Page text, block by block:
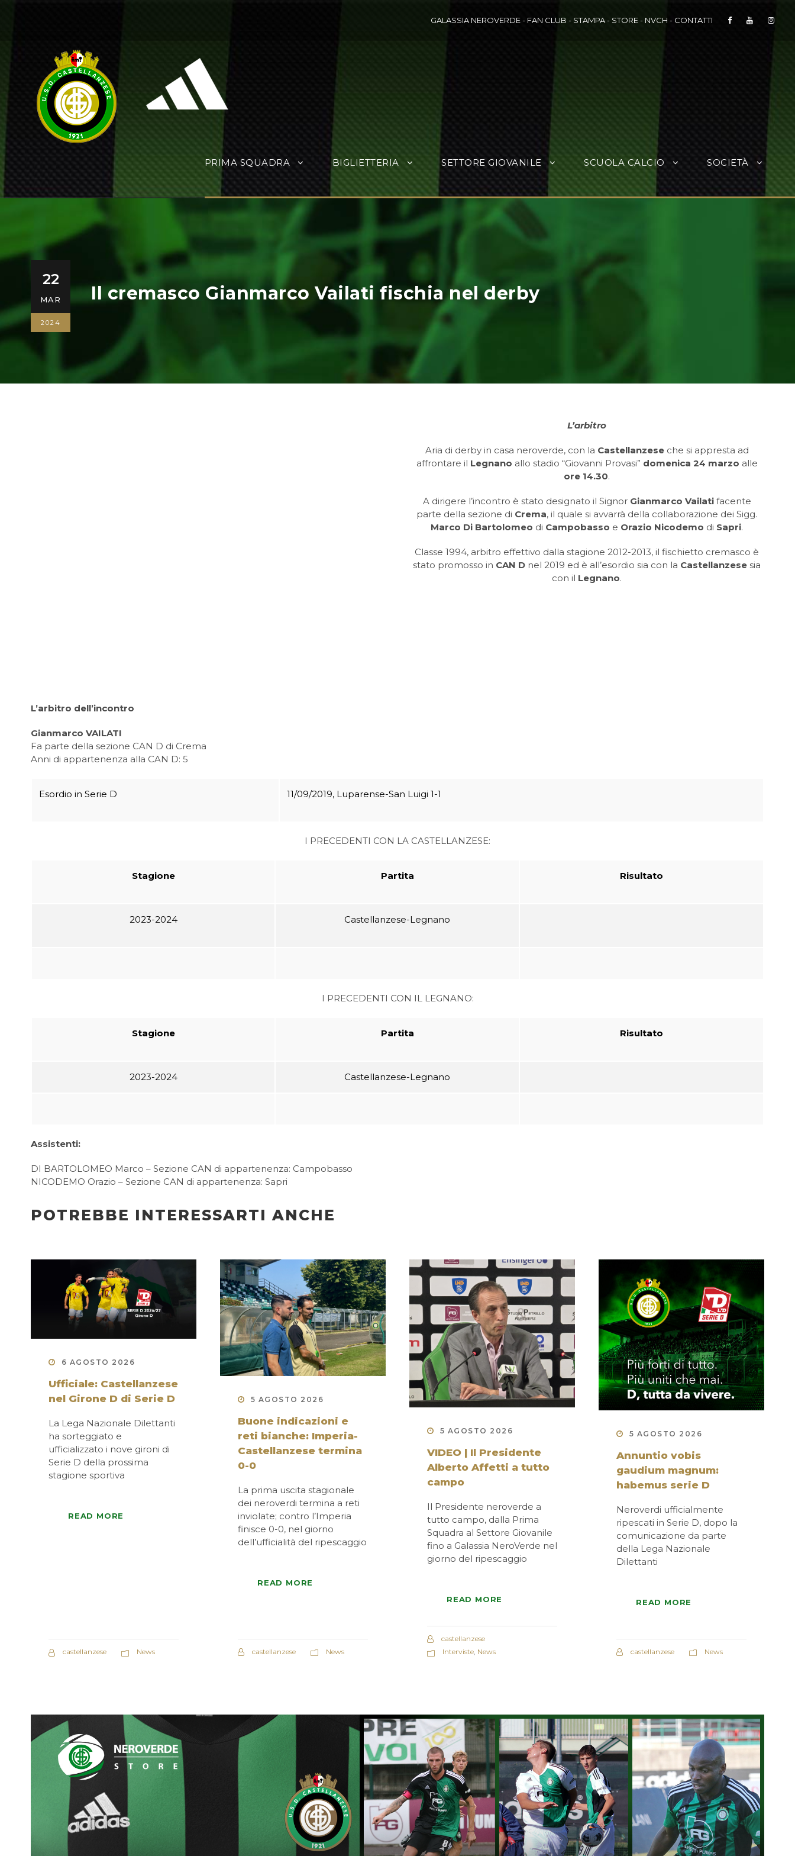
GALASSIA NEROVERDE- FAN CLUB - STAMPA- STORE- NVCH - CONTATTI
PRIMA SQUADRA BIGLIETTERIA SETTORE GIOVANILE SCUOLA CALCIO SOCIETÀ
22
MAR
2024
Il cremasco Gianmarco Vailati fischia nel derby
L’arbitro
Aria di derby in casa neroverde, con la Castellanzeseche si appresta ad
affrontare il Legnano allo stadio “Giovanni Provasi” domenica 24 marzo alle
ore 14.30.
A dirigere l’incontro è stato designato il Signor Gianmarco Vailati facente
parte della sezione di Crema, il quale si avvarrà della collaborazione dei Sigg.
Marco Di Bartolomeo di Campobasso e Orazio Nicodemo di Sapri.
Classe 1994, arbitro effettivo dalla stagione 2012-2013, il fischietto cremasco è
stato promosso in CAN D nel 2019 ed è all’esordio sia con la Castellanzese sia
con il Legnano.
L’arbitro dell’incontro
Gianmarco VAILATI
Fa parte della sezione CAN D di Crema
Anni di appartenenza alla CAN D: 5
Esordio in Serie D 11/09/2019, Luparense-San Luigi 1-1
I PRECEDENTI CON LA CASTELLANZESE:
Stagione Partita Risultato
2023-2024 Castellanzese-Legnano
I PRECEDENTI CON IL LEGNANO:
Stagione Partita Risultato
2023-2024 Castellanzese-Legnano
Assistenti:
DI BARTOLOMEO Marco – Sezione CAN di appartenenza: Campobasso
NICODEMO Orazio – Sezione CAN di appartenenza: Sapri
POTREBBE INTERESSARTI ANCHE
6 AGOSTO 2026
Ufficiale: Castellanzese
nel Girone D di Serie D
La Lega Nazionale Dilettanti
ha sorteggiato e
ufficializzato i nove gironi di
Serie D della prossima
stagione sportiva
READ MORE
castellanzese News
5 AGOSTO 2026
Buone indicazioni e
reti bianche: Imperia-
Castellanzese termina
0-0
La prima uscita stagionale
dei neroverdi termina a reti
inviolate; contro l’Imperia
finisce 0-0, nel giorno
dell’ufficialità del ripescaggio
READ MORE
castellanzese News
5 AGOSTO 2026
VIDEO | Il Presidente
Alberto Affetti a tutto
campo
Il Presidente neroverde a
tutto campo, dalla Prima
Squadra al Settore Giovanile
fino a Galassia NeroVerde nel
giorno del ripescaggio
READ MORE
castellanzese
Interviste, News
5 AGOSTO 2026
Annuntio vobis
gaudium magnum:
habemus serie D
Neroverdi ufficialmente
ripescati in Serie D, dopo la
comunicazione da parte
della Lega Nazionale
Dilettanti
READ MORE
castellanzese News